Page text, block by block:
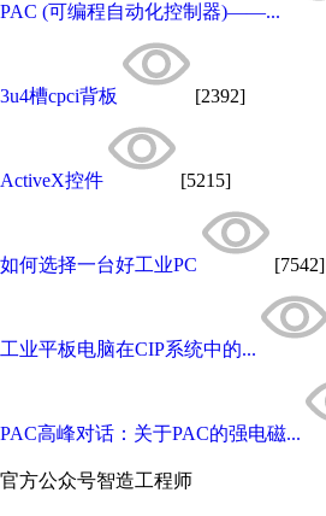
PAC (可编程自动化控制器)——...
3u4槽cpci背板 [2392]
ActiveX控件 [5215]
如何选择一台好工业PC [7542]
工业平板电脑​在CIP系统中的...
PAC高峰对话：关于PAC的强电磁...
官方公众号智造工程师